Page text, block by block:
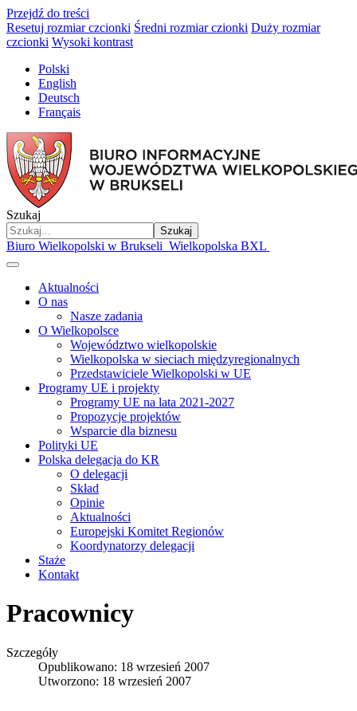
Przejdź do treści
Resetuj rozmiar czcionki Średni rozmiar czionki Duży rozmiar
czcionki Wysoki kontrast
Polski
English
Deutsch
Français
Szukaj
Szukaj
Biuro Wielkopolski w Brukseli Wielkopolska BXL
Aktualności
O nas
Nasze zadania
O Wielkopolsce
Województwo wielkopolskie
Wielkopolska w sieciach międzyregionalnych
Przedstawiciele Wielkopolski w UE
Programy UE i projekty
Programy UE na lata 2021-2027
Propozycje projektów
Wsparcie dla biznesu
Polityki UE
Polska delegacja do KR
O delegacji
Skład
Opinie
Aktualności
Europejski Komitet Regionów
Koordynatorzy delegacji
Staże
Kontakt
Pracownicy
Szczegóły
Opublikowano: 18 wrzesień 2007
Utworzono: 18 wrzesień 2007